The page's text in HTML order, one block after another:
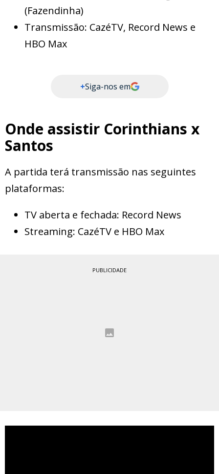
(Fazendinha)
Transmissão: CazéTV, Record News e
HBO Max
+Siga-nos em
Onde assistir Corinthians x
Santos
A partida terá transmissão nas seguintes
plataformas:
TV aberta e fechada: Record News
Streaming: CazéTV e HBO Max
PUBLICIDADE